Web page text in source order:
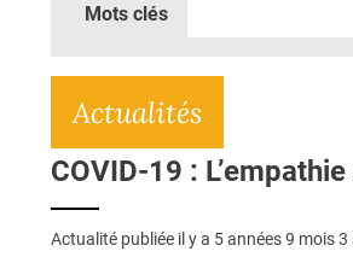
Mots clés
Actualités
COVID-19 :
Actualité publiée il y a 5 années 9 mois